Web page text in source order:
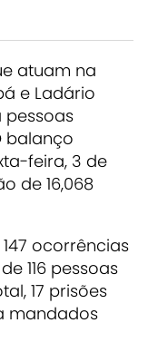
atuam na
e Ladário
pessoas
balanço
feira, 3 de
de 16,068
ocorrências
116 pessoas
17 prisões
mandados